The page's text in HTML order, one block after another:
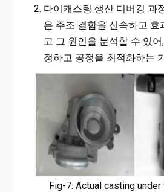
다이캐스팅 생산 디버깅 과
은 주조 결함을 신속하고 효
고 그 원인을 분석할 수 있
정하고 공정을 최적화하는
Fig-7: Actual casting